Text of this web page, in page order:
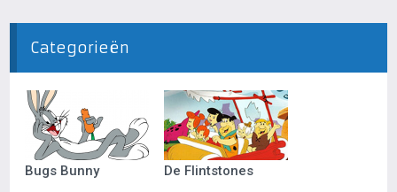
Categorieën
Bugs Bunny De Flintstones